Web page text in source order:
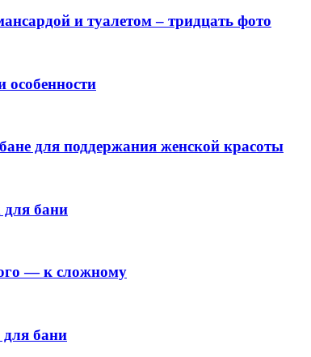
и туалетом – тридцать фото
для поддержания женской красоты
для бани
— к сложному
бани